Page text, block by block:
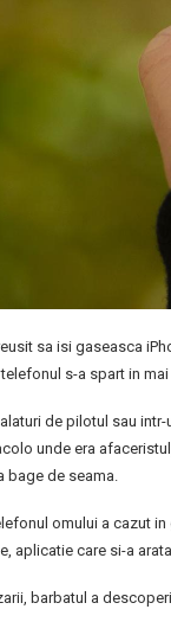
sa isi gaseasca
s-a spart in
de pilotul sau
unde era
bage de seama.
omului a cazut
aplicatie care si-a
barbatul a